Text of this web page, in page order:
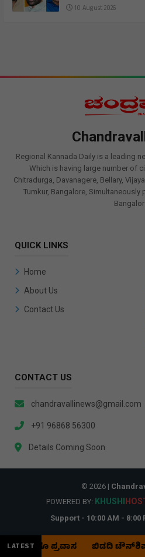
10 August 2026
Regional Kannada Daily is a leading
Which is having large number of
Chitradurga, Davanagere, Bellary,
Tumkur, Bangalore,
QUICK LINKS
Home
About Us
Contact Us
CONTACT US
chandravallinews@gmail.com
+91 96868 56300
Details Coming Soon
© 2026 |
POWERED BY: KHUSHI
Support - 10:00 AM - 8:00
LATEST
ಪ್ರವಾಸ ಬಿಡದಿ ಟೌನ್‌ಶಿಪ್‌ ಯೋಜನೆ